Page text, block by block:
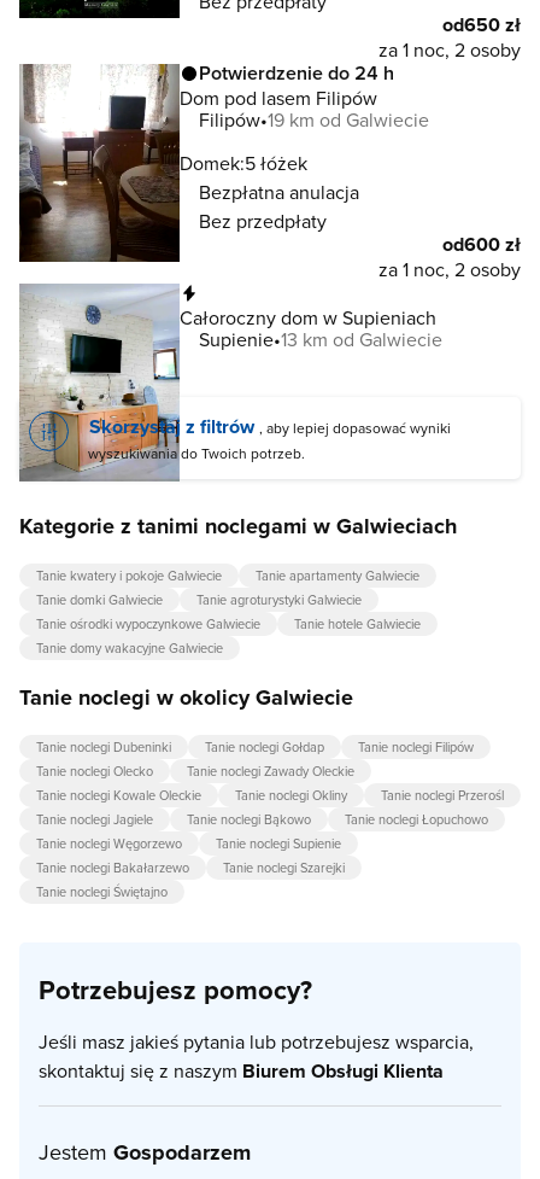
od650 zł
za 1 noc, 2 osoby
Potwierdzenie do 24 h
Dom pod lasem Filipów
Filipów 19 km od Galwiecie
Domek:5 łóżek
Bezpłatna anulacja
Bez przedpłaty
od600 zł
za 1 noc, 2 osoby
Całoroczny dom w Supieniach
Supienie 13 km od Galwiecie
Skorzystaj z filtrów , aby lepiej dopasować wyniki
wyszukiwania do Twoich potrzeb.
Kategorie z tanimi noclegami w Galwieciach
Tanie kwatery i pokoje Galwiecie
Tanie apartamenty Galwiecie
Tanie domki Galwiecie
Tanie agroturystyki Galwiecie
Tanie ośrodki wypoczynkowe Galwiecie
Tanie hotele Galwiecie
Tanie domy wakacyjne Galwiecie
Tanie noclegi w okolicy Galwiecie
Tanie noclegi Dubeninki Tanie noclegi Gołdap
Tanie noclegi Filipów
Tanie noclegi Olecko
Tanie noclegi Zawady Oleckie
Tanie noclegi Kowale Oleckie
Tanie noclegi Okliny
Tanie noclegi Przerośl
Tanie noclegi Jagiele
Tanie noclegi Bąkowo
Tanie noclegi Łopuchowo
Tanie noclegi Węgorzewo
Tanie noclegi Supienie
Tanie noclegi Bakałarzewo
Tanie noclegi Szarejki
Tanie noclegi Świętajno
Potrzebujesz pomocy?
Jeśli masz jakieś pytania lub potrzebujesz wsparcia,
skontaktuj się z naszym Biurem Obsługi Klienta
Jestem Gospodarzem